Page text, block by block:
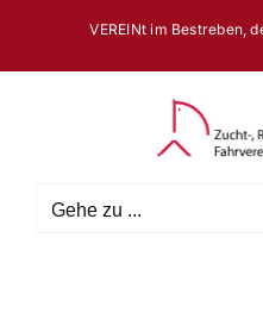
springen
VEREINt im Bestreben,
Gehe zu ...